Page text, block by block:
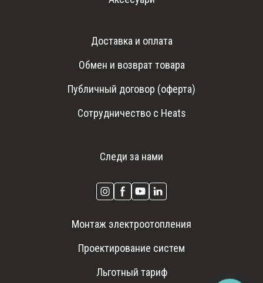
Доставка и оплата
Обмен и возврат товара
Публичный договор (оферта)
Сотрудничество с Heats
Следи за нами
Монтаж электроотопления
Проектирование систем
Льготный тариф